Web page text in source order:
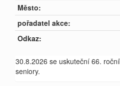
Město:
pořadatel akce:
Odkaz:
30.8.2026 se uskuteční 66.
seniory.